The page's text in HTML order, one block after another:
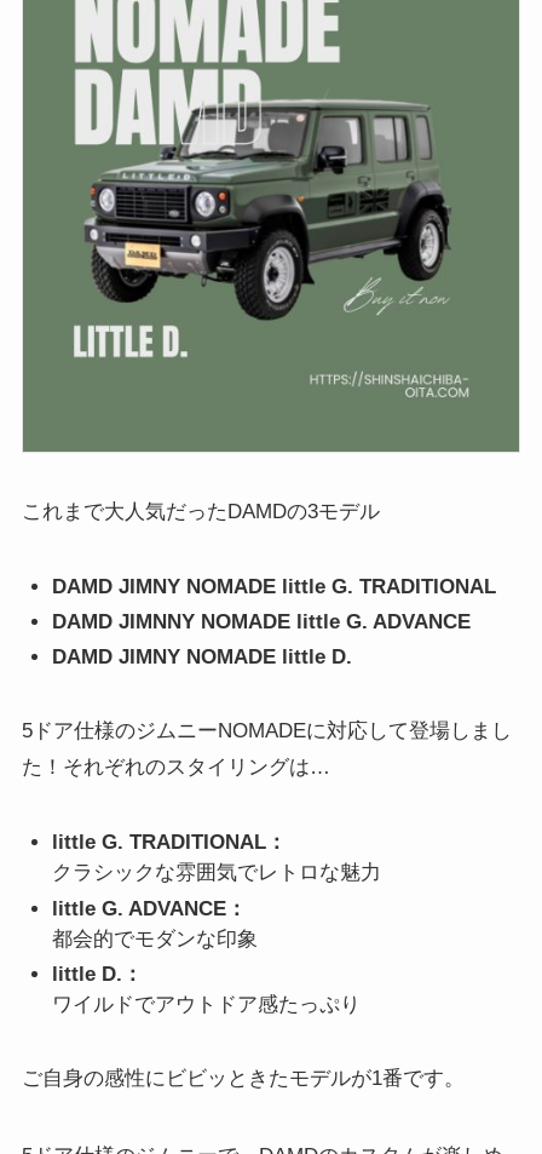
これまで大人気だったDAMDの3モデル
DAMD JIMNY NOMADE little G. TRADITIONAL
DAMD JIMNNY NOMADE little G. ADVANCE
DAMD JIMNY NOMADE little D.
5ドア仕様のジムニーNOMADEに対応して登場しまし
た！それぞれのスタイリングは…
little G. TRADITIONAL：
クラシックな雰囲気でレトロな魅力
little G. ADVANCE：
都会的でモダンな印象
little D.：
ワイルドでアウトドア感たっぷり
ご自身の感性にビビッときたモデルが1番です。